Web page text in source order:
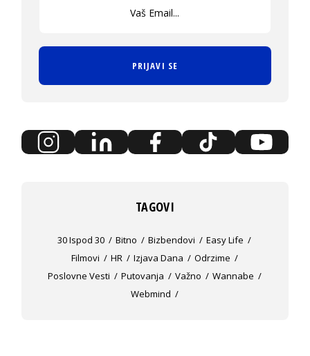
PRIJAVI SE
TAGOVI
30 Ispod 30 Bitno Bizbendovi
Easy Life
Filmovi
HR Izjava Dana
Odrzime
Poslovne Vesti
Putovanja Važno
Wannabe
Webmind